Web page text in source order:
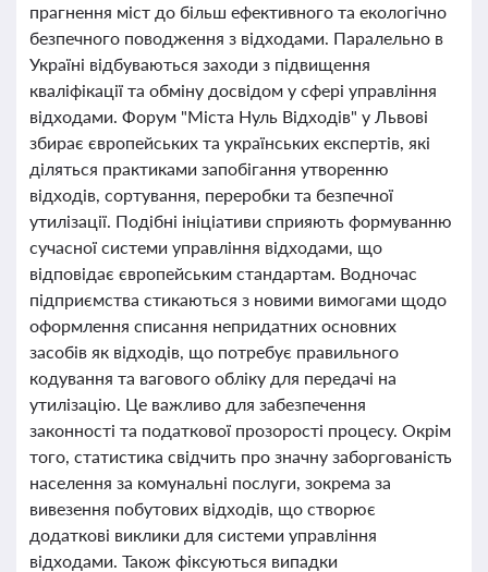
прагнення міст до більш ефективного та екологічно
безпечного поводження з відходами. Паралельно в
Україні відбуваються заходи з підвищення
кваліфікації та обміну досвідом у сфері управління
відходами. Форум "Міста Нуль Відходів" у Львові
збирає європейських та українських експертів, які
діляться практиками запобігання утворенню
відходів, сортування, переробки та безпечної
утилізації. Подібні ініціативи сприяють формуванню
сучасної системи управління відходами, що
відповідає європейським стандартам. Водночас
підприємства стикаються з новими вимогами щодо
оформлення списання непридатних основних
засобів як відходів, що потребує правильного
кодування та вагового обліку для передачі на
утилізацію. Це важливо для забезпечення
законності та податкової прозорості процесу. Окрім
того, статистика свідчить про значну заборгованість
населення за комунальні послуги, зокрема за
вивезення побутових відходів, що створює
додаткові виклики для системи управління
відходами. Також фіксуються випадки